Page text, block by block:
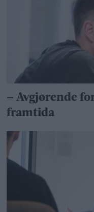
– Avgjørende
framtida